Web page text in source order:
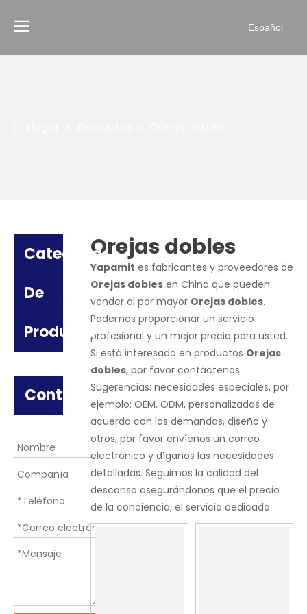
Español
Categoria
De
Producto
Contáctenos
Orejas dobles
Yapamit es fabricantes y proveedores de
Orejas dobles en China que pueden
vender al por mayor Orejas dobles.
Podemos proporcionar un servicio
profesional y un mejor precio para usted.
Si está interesado en productos Orejas
dobles, por favor contáctenos.
Sugerencias: necesidades especiales, por
ejemplo: OEM, ODM, personalizadas de
acuerdo con las demandas, diseño y
otros, por favor envíenos un correo
electrónico y díganos las necesidades
detalladas. Seguimos la calidad del
descanso asegurándonos que el precio
de la conciencia, el servicio dedicado.